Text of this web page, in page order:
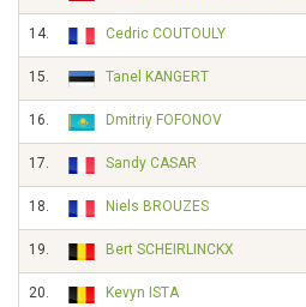
14. Cedric COUTOULY
15. Tanel KANGERT
16. Dmitriy FOFONOV
17. Sandy CASAR
18. Niels BROUZES
19. Bert SCHEIRLINCKX
20. Kevyn ISTA